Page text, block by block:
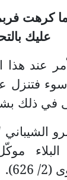
كرهت
عليك
عند هذا
فتنزل
في ذلك
الشيباني
626).